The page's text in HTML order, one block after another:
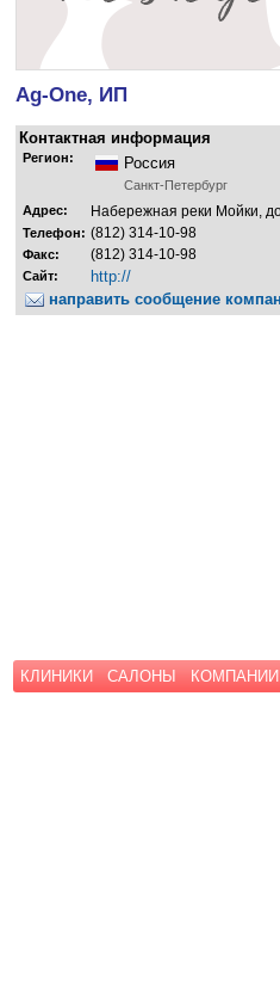
Ag-One, ИП
Контактная информация
Регион: Россия
Санкт-Петербург
Адрес:
Набережная реки Мойки,
Телефон: (812) 314-10-98
Факс: (812) 314-10-98
Сайт:
http://
направить сообщение
КЛИНИКИ САЛОНЫ КОМПАНИИ